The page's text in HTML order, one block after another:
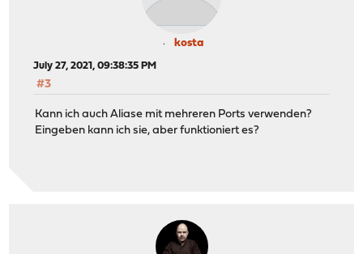
kosta
July 27, 2021, 09:38:35 PM
#3
Kann ich auch Aliase mit mehreren Ports verwenden?
Eingeben kann ich sie, aber funktioniert es?